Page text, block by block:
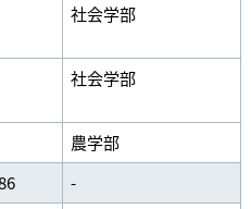
社会学部
社会学部
農学部
-